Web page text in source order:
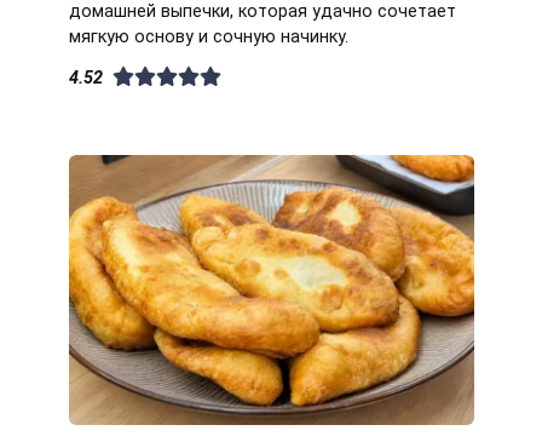
домашней выпечки, которая удачно сочетает
мягкую основу и сочную начинку.
4.52